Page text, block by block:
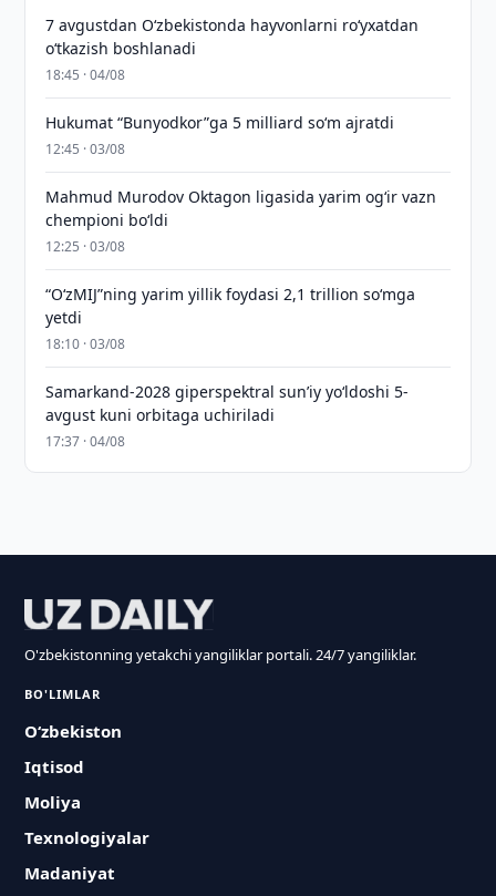
7 avgustdan O‘zbekistonda hayvonlarni ro‘yxatdan
o‘tkazish boshlanadi
18:45 · 04/08
Hukumat “Bunyodkor”ga 5 milliard so‘m ajratdi
12:45 · 03/08
Mahmud Murodov Oktagon ligasida yarim og‘ir vazn
chempioni bo‘ldi
12:25 · 03/08
“O‘zMIJ”ning yarim yillik foydasi 2,1 trillion so‘mga
yetdi
18:10 · 03/08
Samarkand-2028 giperspektral sun’iy yo‘ldoshi 5-
avgust kuni orbitaga uchiriladi
17:37 · 04/08
O'zbekistonning yetakchi yangiliklar portali. 24/7 yangiliklar.
BO'LIMLAR
O‘zbekiston
Iqtisod
Moliya
Texnologiyalar
Madaniyat